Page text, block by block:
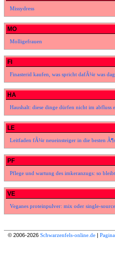
Missydress
MO
Molligefrauen
FI
Finasterid kaufen, was spricht dafÃ¼r was
HA
Haushalt: diese dinge dürfen nicht im abfluss
LE
Leitfaden fÃ¼r neueinsteiger in die besten
PF
Pflege und wartung des imkeranzugs: so
VE
Veganes proteinpulver: mix oder single-
© 2006-2026 Schwarzenfels-online.de|